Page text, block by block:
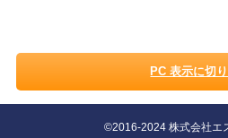
PC 表示に切
©2016-2024 株式会社エ